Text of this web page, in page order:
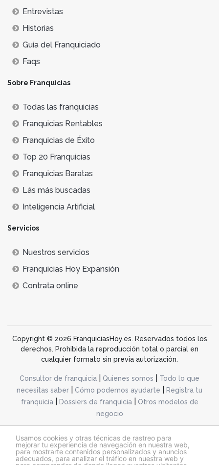
Usamos cookies y otras técnicas de rastreo para
mejorar tu experiencia de navegación en nuestra web,
para mostrarte contenidos personalizados y anuncios
adecuados, para analizar el tráfico en nuestra web y
Entrevistas
Historias
Guía del Franquiciado
Faqs
Sobre Franquicias
Todas las franquicias
Franquicias Rentables
Franquicias de Éxito
Top 20 Franquicias
Franquicias Baratas
Lás más buscadas
Inteligencia Artificial
Servicios
Nuestros servicios
Franquicias Hoy Expansión
Contrata online
Copyright © 2026 FranquiciasHoy.es. Reservados todos los
derechos. Prohibida la reproducción total o parcial en
cualquier formato sin previa autorización.
Consultor de franquicia Quienes somos
Todo lo que
necesitas saber
Cómo podemos ayudarte
Registra tu
franquicia| Dossiers de franquicia|
Otros modelos de
negocio
@franquiciashoy.es |Aviso legal| Política de cookies|Política de privacidad